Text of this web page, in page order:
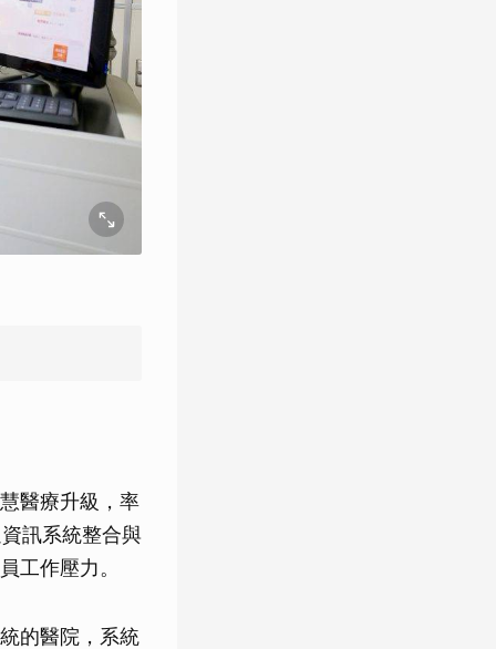
醫療升級，率
訊系統整合與
工作壓力。
的醫院，系統